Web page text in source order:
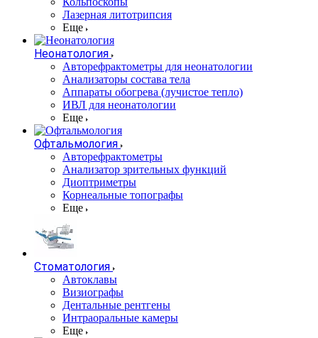
Лазерная литотрипсия
Еще
Неонатология
Авторефрактометры для неонатологии
Анализаторы состава тела
Аппараты обогрева (лучистое тепло)
ИВЛ для неонатологии
Еще
Офтальмология
Авторефрактометры
Анализатор зрительных функций
Диоптриметры
Корнеальные топографы
Еще
Стоматология
Автоклавы
Визиографы
Дентальные рентгены
Интраоральные камеры
Еще